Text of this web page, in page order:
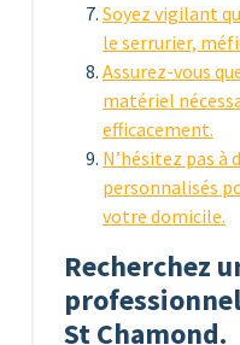
Soyez vigilant
le serrurier,
Assurez-vous
matériel
efficacement.
N’hésitez pas à
personnalisés
votre domicile.
Recherchez
St Chamond.